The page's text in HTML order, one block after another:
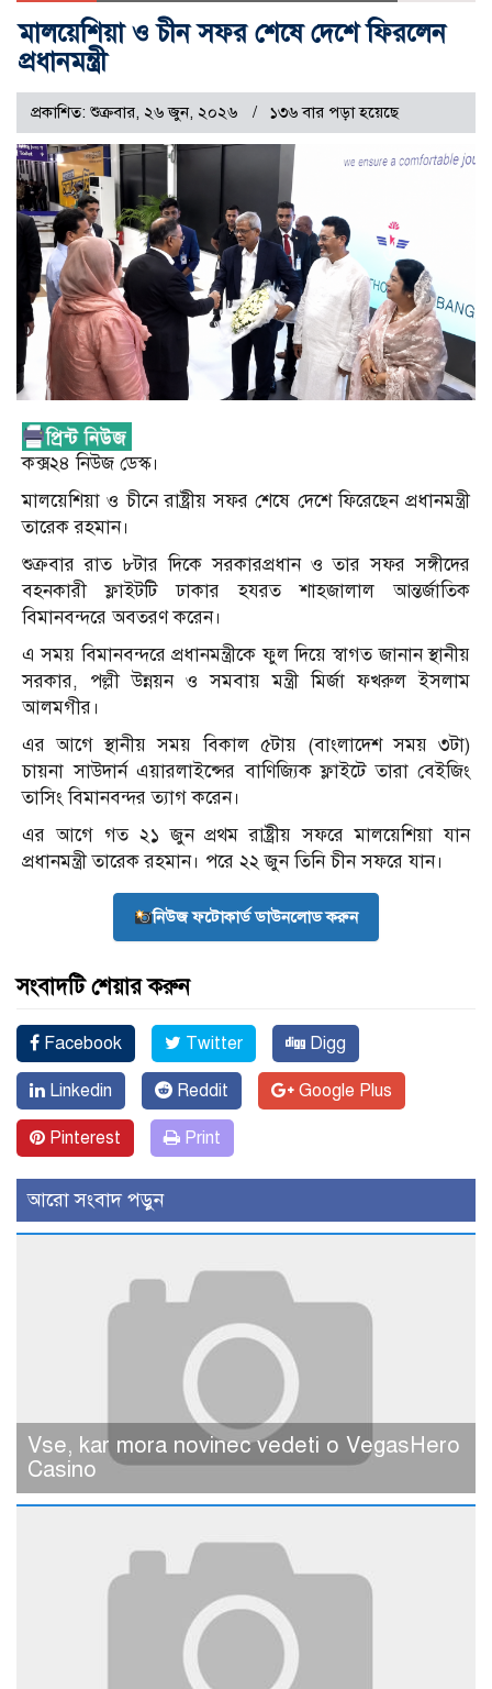
মালয়েশিয়া ও চীন সফর শেষে দেশে ফিরলেন
প্রধানমন্ত্রী
প্রকাশিত: শুক্রবার, ২৬ জুন, ২০২৬ ১৩৬ বার পড়া হয়েছে
কক্স২৪ নিউজ ডেস্ক।
মালয়েশিয়া ও চীনে রাষ্ট্রীয় সফর শেষে দেশে ফিরেছেন প্রধানমন্ত্রী
তারেক রহমান।
শুক্রবার রাত ৮টার দিকে সরকারপ্রধান ও তার সফর সঙ্গীদের
বহনকারী ফ্লাইটটি ঢাকার হযরত শাহজালাল আন্তর্জাতিক
বিমানবন্দরে অবতরণ করেন।
এ সময় বিমানবন্দরে প্রধানমন্ত্রীকে ফুল দিয়ে স্বাগত জানান স্থানীয়
সরকার, পল্লী উন্নয়ন ও সমবায় মন্ত্রী মির্জা ফখরুল ইসলাম
আলমগীর।
এর আগে স্থানীয় সময় বিকাল ৫টায় (বাংলাদেশ সময় ৩টা)
চায়না সাউদার্ন এয়ারলাইন্সের বাণিজ্যিক ফ্লাইটে তারা বেইজিং
তাসিং বিমানবন্দর ত্যাগ করেন।
এর আগে গত ২১ জুন প্রথম রাষ্ট্রীয় সফরে মালয়েশিয়া যান
প্রধানমন্ত্রী তারেক রহমান। পরে ২২ জুন তিনি চীন সফরে যান।
নিউজ ফটোকার্ড ডাউনলোড করুন
সংবাদটি শেয়ার করুন
Facebook Twitter Digg
Linkedin Reddit Google Plus
Pinterest Print
আরো সংবাদ পড়ুন
Vse, kar mora novinec vedeti o VegasHero
Casino